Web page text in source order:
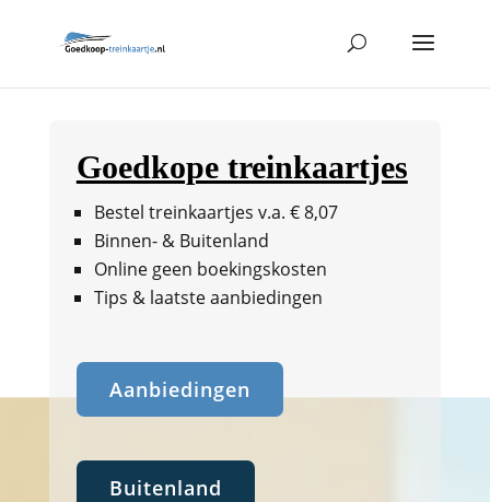
Goedkope treinkaartjes
Bestel treinkaartjes v.a. € 8,07
Binnen- & Buitenland
Online geen boekingskosten
Tips & laatste aanbiedingen
Aanbiedingen
Buitenland